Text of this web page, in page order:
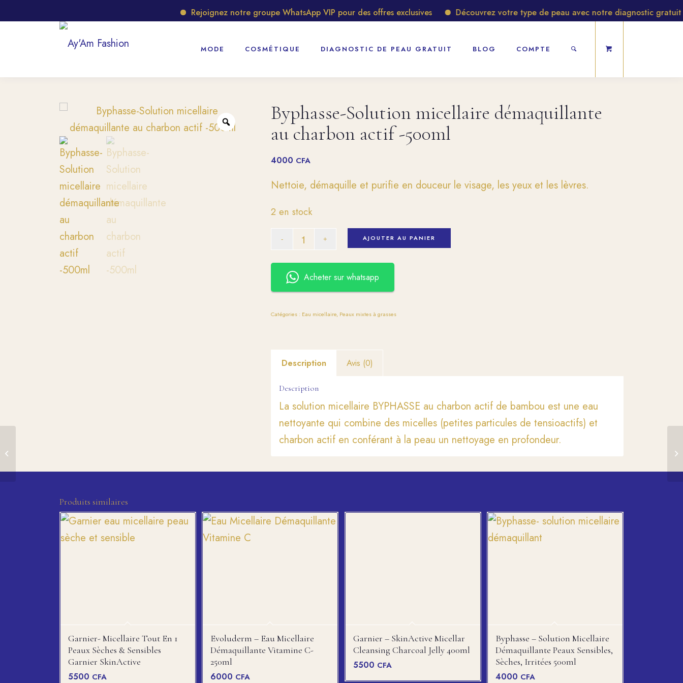
Rejoignez notre groupe WhatsApp VIP pour des offres exclusives Découvrez votre type de peau avec notre diagnostic gratuit
MODE COSMÉTIQUE DIAGNOSTIC DE PEAU GRATUIT BLOG COMPTE
Byphasse-Solution micellaire démaquillante
au charbon actif -500ml
4000 CFA
Nettoie, démaquille et purifie en douceur le visage, les yeux et les lèvres.
2 en stock
AJOUTER AU PANIER
Acheter sur whatsapp
Catégories : Eau micellaire, Peaux mixtes à grasses
Description Avis (0)
Description
La solution micellaire BYPHASSE au charbon actif de bambou est une eau
nettoyante qui combine des micelles (petites particules de tensioactifs) et
charbon actif en conférant à la peau un nettoyage en profondeur.
Produits similaires
Garnier- Micellaire Tout En 1
Peaux Sèches & Sensibles
Garnier SkinActive
5500 CFA
Evoluderm – Eau Micellaire
Démaquillante Vitamine C-
250ml
6000 CFA
Garnier – SkinActive Micellar
Cleansing Charcoal Jelly 400ml
5500 CFA
Byphasse – Solution Micellaire
Démaquillante Peaux Sensibles,
Sèches, Irritées 500ml
4000 CFA
sensibles, sèches,...